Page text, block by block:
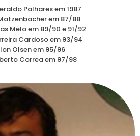
Palhares em 1987
em 87/88
Melo em 89/90 e 91/92
Cardoso em 93/94
Olsen em 95/96
Correa em 97/98